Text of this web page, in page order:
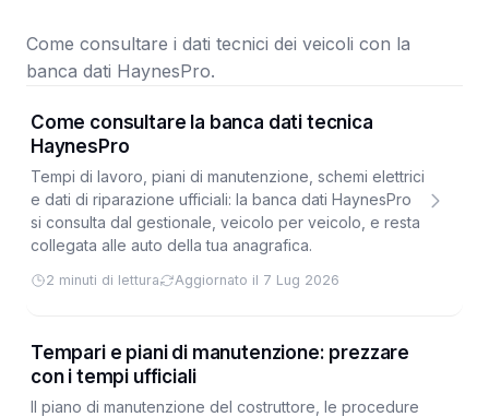
Come consultare i dati tecnici dei veicoli con la
banca dati HaynesPro.
Come consultare la banca dati tecnica
HaynesPro
Tempi di lavoro, piani di manutenzione, schemi elettrici
e dati di riparazione ufficiali: la banca dati HaynesPro
si consulta dal gestionale, veicolo per veicolo, e resta
collegata alle auto della tua anagrafica.
2 minuti di lettura Aggiornato il 7 Lug 2026
Tempari e piani di manutenzione: prezzare
con i tempi ufficiali
Il piano di manutenzione del costruttore, le procedure